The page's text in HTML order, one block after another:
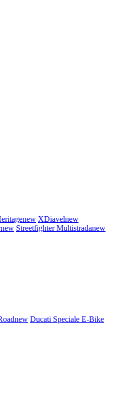
new XDiavelnew
new StreetfighterMultistradanew
new Ducati Speciale E-Bike